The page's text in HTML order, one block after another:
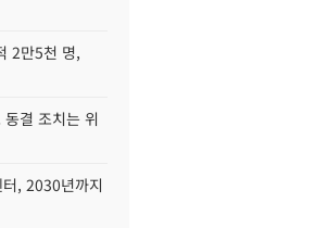
2만5천 명,
결 조치는 위
, 2030년까지